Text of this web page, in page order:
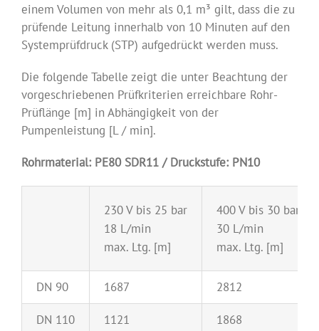
einem Volumen von mehr als 0,1 m³ gilt, dass die zu
prüfende Leitung innerhalb von 10 Minuten auf den
Systemprüfdruck (STP) aufgedrückt werden muss.
Die folgende Tabelle zeigt die unter Beachtung der
vorgeschriebenen Prüfkriterien erreichbare Rohr-
Prüflänge [m] in Abhängigkeit von der
Pumpenleistung [L / min].
Rohrmaterial: PE80 SDR11 / Druckstufe: PN10
230 V bis 25 bar
18 L/min
max. Ltg. [m]
400 V bis 30 bar
30 L/min
max. Ltg. [m]
DN 90 1687 2812
DN 110 1121 1868